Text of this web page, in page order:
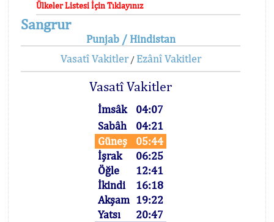
Ülkeler Listesi İçin Tıklayınız
Sangrur
Punjab / Hindistan
Vasatî Vakitler/ Ezânî Vakitler
Vasatî Vakitler
İmsâk
04:07
Sabâh
04:21
Güneş
05:44
İşrak
06:25
Öğle
12:41
İkindi
16:18
Akşam 19:22
Yatsı
20:47